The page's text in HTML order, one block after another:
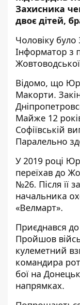
Захисника
двоє дітей,
Чоловіку
Інформатор з
Відомо, що
Макорти.
Майже 12
Софіївській
Паралельно
У 2019 році
переїхав до
№26. Після її
начальника
«Велмарт».
Приєднався
Пройшов
кулеметний
командира
бої на
напрямках.